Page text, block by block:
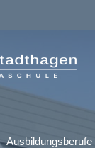
Ausbildungsberufe